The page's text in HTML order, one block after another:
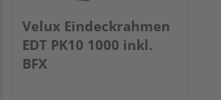
Velux Eindeckrahmen
EDT PK10 1000 inkl.
BFX